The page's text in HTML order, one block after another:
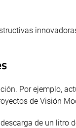
Por ejemplo,
de Visión
de un litro